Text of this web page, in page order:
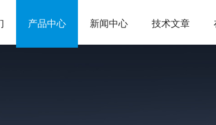
产品中心 新闻中心 技术文章